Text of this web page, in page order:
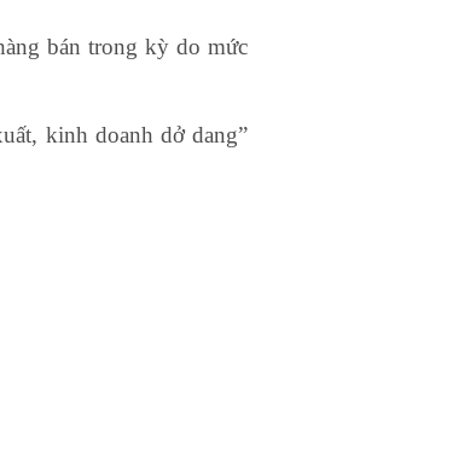
bán trong kỳ do mức
kinh doanh dở dang”